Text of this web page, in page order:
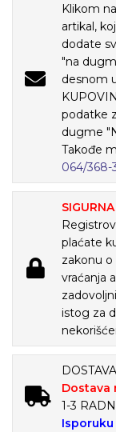
Klikom
artikal,
dodate
"na
desnom
podatke
dugme
Takođe
064/368-
plaćate
zakonu
vraćanja
istog za
Dostava
1-3
Isporuku